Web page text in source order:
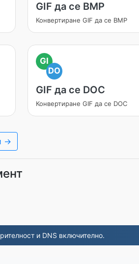
GIF да се BMP
Конвертиране GIF да се BMP
GI
DO
GIF да се DOC
Конвертиране GIF да се DOC
→
и DNS включително.